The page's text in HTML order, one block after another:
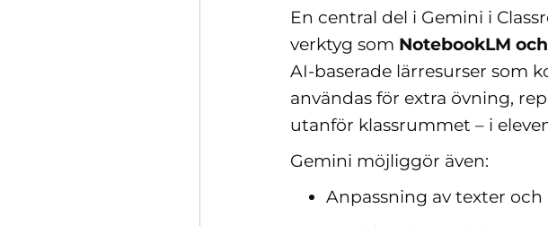
En central del i Gemini i
verktyg som NotebookLM
AI‑baserade lärresurser som
användas för extra övning,
utanför klassrummet – i
Gemini möjliggör även:
Anpassning av texter